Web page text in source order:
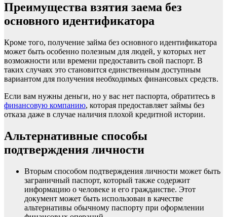
Преимущества взятия заема без
основного идентификатора
Кроме того, получение займа без основного идентификатора
может быть особенно полезным для людей, у которых нет
возможности или времени предоставить свой паспорт. В
таких случаях это становится единственным доступным
вариантом для получения необходимых финансовых средств.
Если вам нужны деньги, но у вас нет паспорта, обратитесь в
финансовую компанию, которая предоставляет займы без
отказа даже в случае наличия плохой кредитной истории.
Альтернативные способы
подтверждения личности
Вторым способом подтверждения личности может быть
заграничный паспорт, который также содержит
информацию о человеке и его гражданстве. Этот
документ может быть использован в качестве
альтернативы обычному паспорту при оформлении